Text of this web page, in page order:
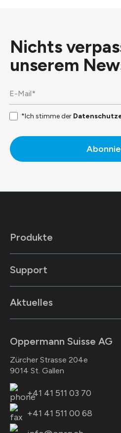
Nichts
unserem
*Ich stimme der
Oppermann Suisse AG
Zürcher Strasse 204e
9014 St. Gallen
+41 41 511 03 70
+41 41 511 00 68
Produkte
Support
Aktuelles